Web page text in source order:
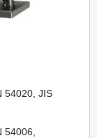
54020, JIS
54006,